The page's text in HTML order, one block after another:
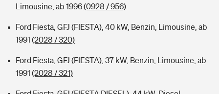
Limousine, ab 1996(0928 / 956)
Ford Fiesta, GFJ (FIESTA), 40 kW, Benzin, Limousine, ab
1991 (2028 / 320)
Ford Fiesta, GFJ (FIESTA), 37 kW, Benzin, Limousine, ab
1991 (2028 / 321)